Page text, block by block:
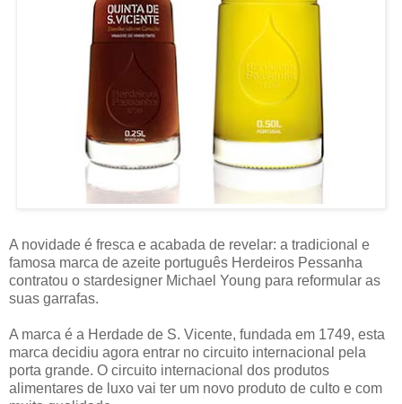
A novidade é fresca e acabada de revelar: a tradicional e
famosa marca de azeite português Herdeiros Pessanha
contratou o stardesigner Michael Young para reformular as
suas garrafas.
A marca é a Herdade de S. Vicente, fundada em 1749, esta
marca decidiu agora entrar no circuito internacional pela
porta grande. O circuito internacional dos produtos
alimentares de luxo vai ter um novo produto de culto e com